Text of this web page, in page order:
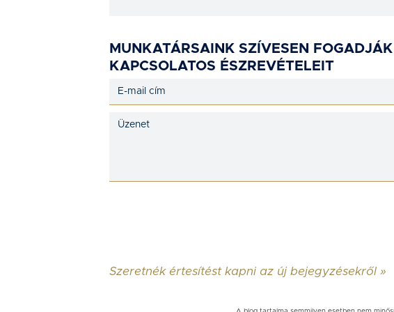
MUNKATÁRSAINK SZÍVESEN
KAPCSOLATOS ÉSZREVÉTELEIT
Szeretnék értesítést kapni az új bejegyzésekről »